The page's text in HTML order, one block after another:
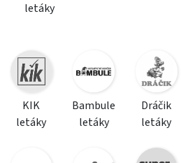
letáky
KIK
letáky
Bambule
letáky
Dráčik
letáky